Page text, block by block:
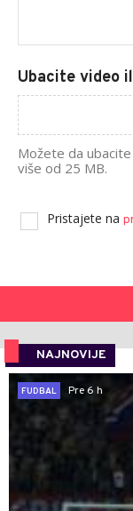
Ubacite video
Možete da
više od 25 MB.
Pristajete na
NAJNOVIJE
FUDBAL
Pre 6 h